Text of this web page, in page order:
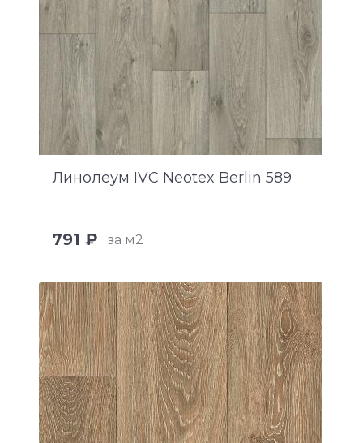
Линолеум IVC Neotex Berlin 589
791 ₽ за м2